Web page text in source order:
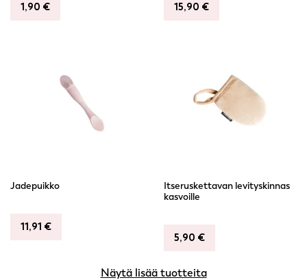
1,90 € 15,90 €
Jadepuikko
11,91 €
Itseruskettavan levityskinnas
kasvoille
5,90 €
Näytä lisää tuotteita